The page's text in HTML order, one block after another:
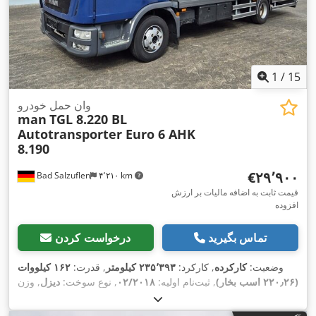
1 / 15
Bad Salzuflen ۴٬۲۱۰ km
وان حمل خودرو
man TGL 8.220 BL
Autotransporter Euro 6 AHK
8.190
‎€۲۹٬۹۰۰
قیمت ثابت به اضافه مالیات بر ارزش
افزوده
درخواست کردن تماس بگیرید
وضعیت:کارکرده, کارکرد: ۲۳۵٬۳۹۳ کیلومتر , قدرت:
۱۶۲ کیلووات
(۲۲۰٫۲۶ اسب بخار)
, ثبت‌نام اولیه: ۰۲/۲۰۱۸ , نوع سوخت: دیزل, وزن
, حداکثر وزن بار:
۷٬۴۹۰ کیلوگرم
, پیکربندی محور: 4x2 , فاصله بین دو محور:۴٬۲۰۰